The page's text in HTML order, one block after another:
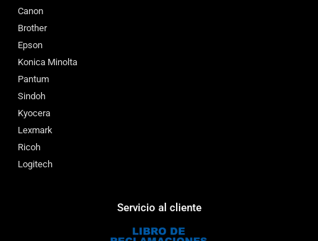
Canon
Brother
Epson
Konica Minolta
Pantum
Sindoh
Kyocera
Lexmark
Ricoh
Logitech
Servicio al cliente